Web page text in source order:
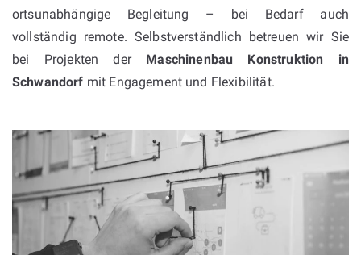
ortsunabhängige Begleitung – bei Bedarf auch
vollständig remote. Selbstverständlich betreuen wir Sie
bei Projekten der Maschinenbau Konstruktion in
Schwandorf mit Engagement und Flexibilität.